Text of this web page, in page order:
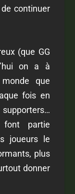
continuer
(que GG
on a à
que
fois en
font partie
joueurs le
plus
donner